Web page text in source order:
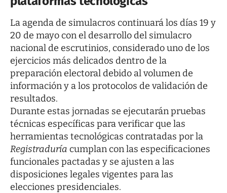
La agenda de simulacros continuará los días 19 y
20 de mayo con el desarrollo del simulacro
nacional de escrutinios, considerado uno de los
ejercicios más delicados dentro de la
preparación electoral debido al volumen de
información y a los protocolos de validación de
resultados.
Durante estas jornadas se ejecutarán pruebas
técnicas específicas para verificar que las
herramientas tecnológicas contratadas por la
Registraduría cumplan con las especificaciones
funcionales pactadas y se ajusten a las
disposiciones legales vigentes para las
elecciones presidenciales.